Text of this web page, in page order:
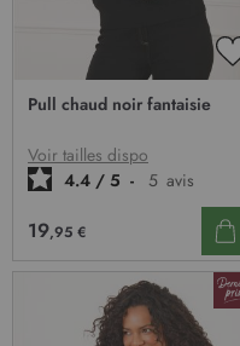
Pull chaud noir fantaisie
Voir tailles dispo
4.4 / 5 - 5 avis
19,95 €